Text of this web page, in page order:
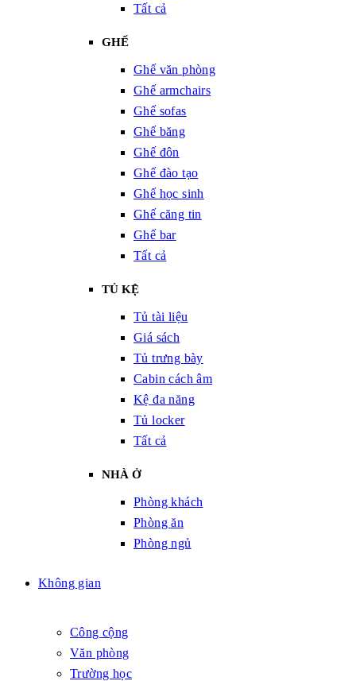
Tất cả
GHẾ
Ghế văn phòng
Ghế armchairs
Ghế sofas
Ghế băng
Ghế đôn
Ghế đào tạo
Ghế học sinh
Ghế căng tin
Ghế bar
Tất cả
TỦ KỆ
Tủ tài liệu
Giá sách
Tủ trưng bày
Cabin cách âm
Kệ đa năng
Tủ locker
Tất cả
NHÀ Ở
Phòng khách
Phòng ăn
Phòng ngủ
Không gian
Công cộng
Văn phòng
Trường học